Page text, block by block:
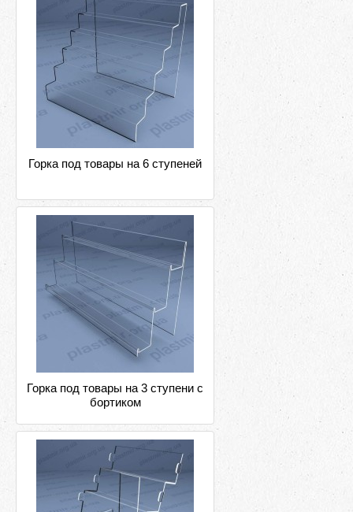
Горка под товары на 6 ступеней
Горка под товары на 3 ступени с
бортиком